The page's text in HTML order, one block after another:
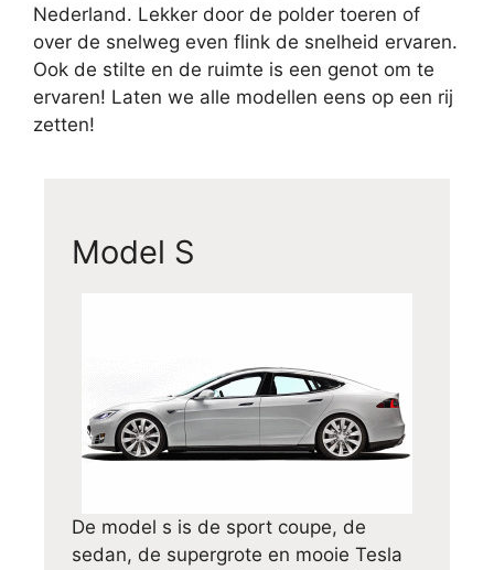
Nederland. Lekker door de polder toeren of
over de snelweg even flink de snelheid ervaren.
Ook de stilte en de ruimte is een genot om te
ervaren! Laten we alle modellen eens op een rij
zetten!
Model S
De model s is de sport coupe, de
sedan, de supergrote en mooie Tesla